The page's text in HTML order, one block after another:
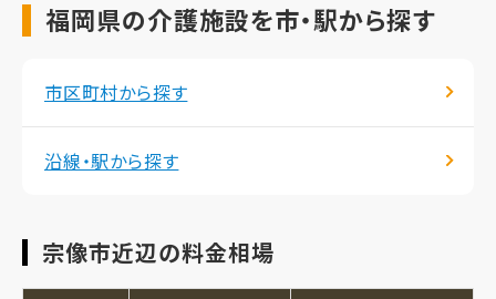
福岡県の介護施設を市・駅から探す
市区町村から探す
沿線・駅から探す
宗像市近辺の料金相場